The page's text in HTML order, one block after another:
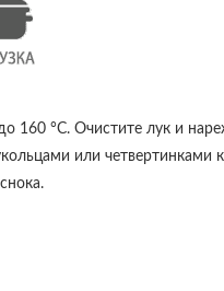
160 °С. Очистите лук и
или четвертинками